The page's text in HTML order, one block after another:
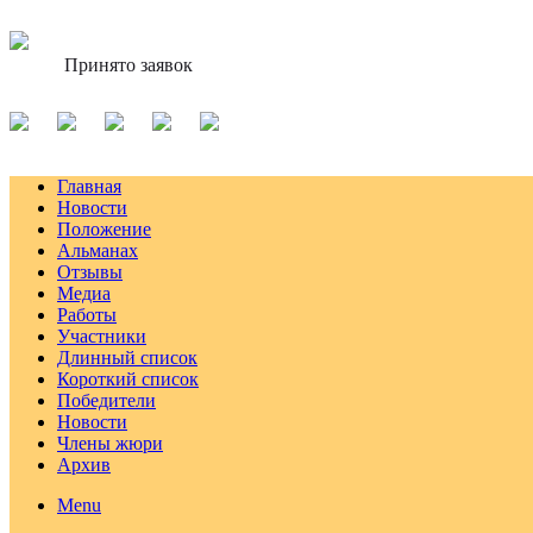
Принято заявок
Главная
Новости
Положение
Альманах
Отзывы
Медиа
Работы
Участники
Длинный список
Короткий список
Победители
Новости
Члены жюри
Архив
Menu